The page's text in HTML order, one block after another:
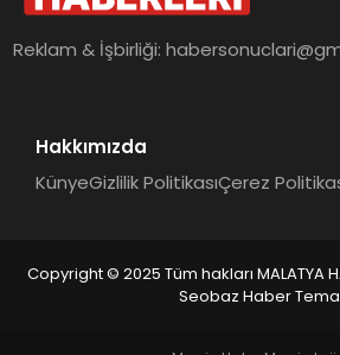
Reklam & İşbirliği:
Hakkımızda
KünyeGizlilik PolitikasıÇerez
Copyright © 2025 Tüm hakları MALATYA
Seobaz Haber